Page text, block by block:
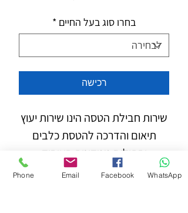
בחרו סוג בעל החיים *
רכישה
שירות חבילת הטסה הינו שירות יעוץ
תיאום והדרכה להטסת כלבים
וחתולים ממדינות האיחוד
האירופאי לישראל במקביל לפרטים
Phone Email Facebook WhatsApp